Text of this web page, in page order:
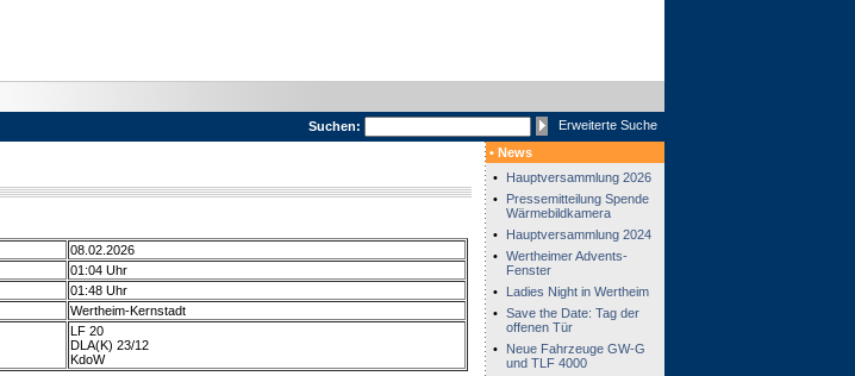
Suchen: Erweiterte Suche
08.02.2026
01:04 Uhr
01:48 Uhr
Wertheim-Kernstadt
LF 20
DLA(K) 23/12
KdoW
• News
•
Hauptversammlung 2026
•
Pressemitteilung Spende
Wärmebildkamera
•
Hauptversammlung 2024
• Wertheimer Advents-
Fenster
•
Ladies Night in Wertheim
• Save the Date: Tag der
offenen Tür
•
Neue Fahrzeuge GW-G
und TLF 4000